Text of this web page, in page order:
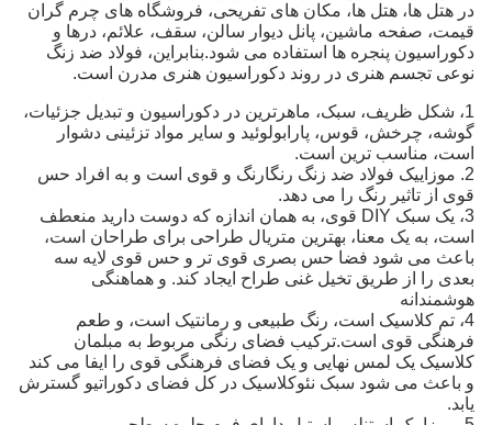
در هتل ها، هتل ها، مکان های تفریحی، فروشگاه های چرم گران
قیمت، صفحه ماشین، پانل دیوار سالن، سقف، علائم، درها و
دکوراسیون پنجره ها استفاده می شود.بنابراین، فولاد ضد زنگ
نوعی تجسم هنری در روند دکوراسیون هنری مدرن است.
1، شکل ظریف، سبک، ماهرترین در دکوراسیون و تبدیل جزئیات،
گوشه، چرخش، قوس، پارابولوئید و سایر مواد تزئینی دشوار
است، مناسب ترین است.
2. موزاییک فولاد ضد زنگ رنگارنگ و قوی است و به افراد حس
قوی از تاثیر رنگ را می دهد.
3، یک سبک DIY قوی، به همان اندازه که دوست دارید منعطف
است، به یک معنا، بهترین متریال طراحی برای طراحان است،
باعث می شود فضا حس بصری قوی تر و حس قوی لایه سه
بعدی را از طریق تخیل غنی طراح ایجاد کند. و هماهنگی
هوشمندانه
4، تم کلاسیک است، رنگ طبیعی و رمانتیک است، و طعم
فرهنگی قوی است.ترکیب فضای رنگی مربوط به مبلمان
کلاسیک یک لمس نهایی و یک فضای فرهنگی قوی را ایفا می کند
و باعث می شود سبک نئوکلاسیک در کل فضای دکوراتیو گسترش
یابد.